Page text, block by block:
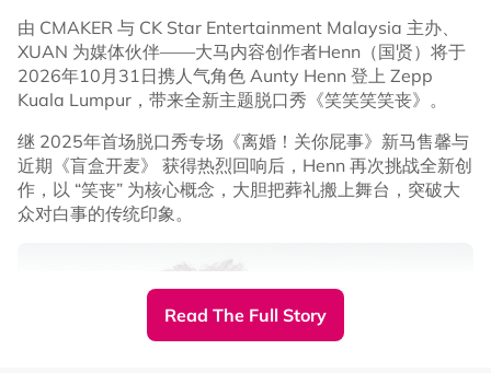
由 CMAKER 与 CK Star Entertainment Malaysia 主办、
XUAN 为媒体伙伴——大马内容创作者Henn（国贤）将于
2026年10月31日携人气角色 Aunty Henn 登上 Zepp
Kuala Lumpur，带来全新主题脱口秀《笑笑笑笑丧》。
继 2025年首场脱口秀专场《离婚！关你屁事》新马售馨与
近期《盲盒开麦》 获得热烈回响后，Henn 再次挑战全新创
作，以 “笑丧” 为核心概念，大胆把葬礼搬上舞台，突破大
众对白事的传统印象。
Read The Full Story